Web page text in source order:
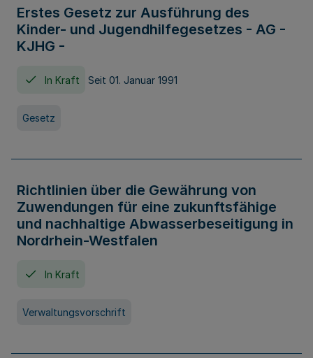
Erstes Gesetz zur Ausführung des
Kinder- und Jugendhilfegesetzes - AG -
KJHG -
In Kraft Seit 01. Januar 1991
Gesetz
Richtlinien über die Gewährung von
Zuwendungen für eine zukunftsfähige
und nachhaltige Abwasserbeseitigung in
Nordrhein-Westfalen
In Kraft
Verwaltungsvorschrift